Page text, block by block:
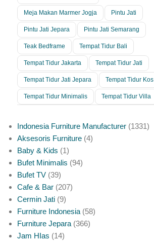
Meja Makan Marmer Jogja Pintu Jati
Pintu Jati Jepara Pintu Jati Semarang
Teak Bedframe Tempat Tidur Bali
Tempat Tidur Jakarta Tempat Tidur Jati
Tempat Tidur Jati Jepara Tempat Tidur Kos
Tempat Tidur Minimalis Tempat Tidur Villa
Indonesia Furniture Manufacturer 1331
Aksesoris Furniture 4
Baby & Kids 1
Bufet Minimalis 94
Bufet TV 39
Cafe & Bar 207
Cermin Jati 9
Furniture Indonesia 58
Furniture Jepara 366
Jam HIas 14